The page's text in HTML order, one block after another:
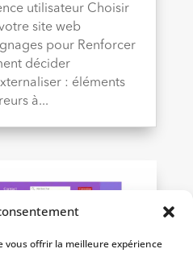
vous offrir la meilleure expérience
utilisateur Choisir
site web
pour Renforcer
décider
: éléments
à...